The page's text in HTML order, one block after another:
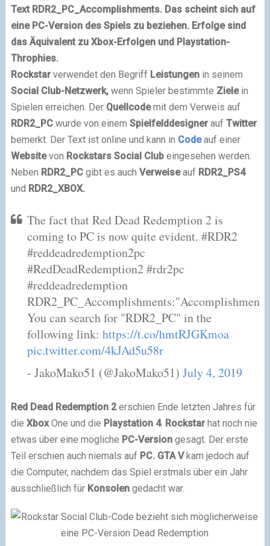
Text RDR2_PC_Accomplishments. Das scheint sich auf
eine PC-Version des Spiels zu beziehen. Erfolge sind
das Äquivalent zu Xbox-Erfolgen und Playstation-
Throphies.
Rockstarverwendet den Begriff Leistungenin seinem
Social Club-Netzwerk,wenn Spieler bestimmte Zielein
Spielen erreichen. Der Quellcodemit dem Verweis auf
RDR2_PCwurde von einem Spielfelddesignerauf Twitter
bemerkt. Der Text ist online und kann in Codeauf einer
Websitevon Rockstars Social Clubeingesehen werden.
Neben RDR2_PCgibt es auch Verweiseauf RDR2_PS4
und RDR2_XBOX.
The fact that Red Dead Redemption 2 is
coming to PC is now quite evident. #RDR2
#reddeadredemption2pc
#RedDeadRedemption2 #rdr2pc
#reddeadredemption
You can search for "RDR2_PC" in the
following link: https://t.co/hmtRJGKmoa
pic.twitter.com/4kJAd5u58r
- JakoMako51 (@JakoMako51) July 4, 2019
Red Dead Redemption 2erschien Ende letzten Jahres für
die XboxOne und die Playstation 4. Rockstarhat noch nie
etwas über eine mögliche PC-Versiongesagt. Der erste
Teil erschien auch niemals auf PC. GTA Vkam jedoch auf
die Computer, nachdem das Spiel erstmals über ein Jahr
ausschließlich für Konsolengedacht war.